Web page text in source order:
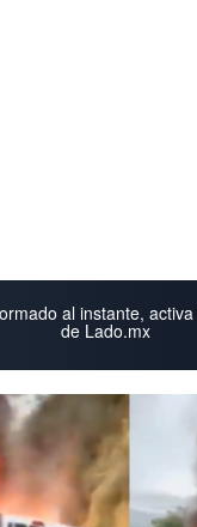
al instante,
de Lado.mx